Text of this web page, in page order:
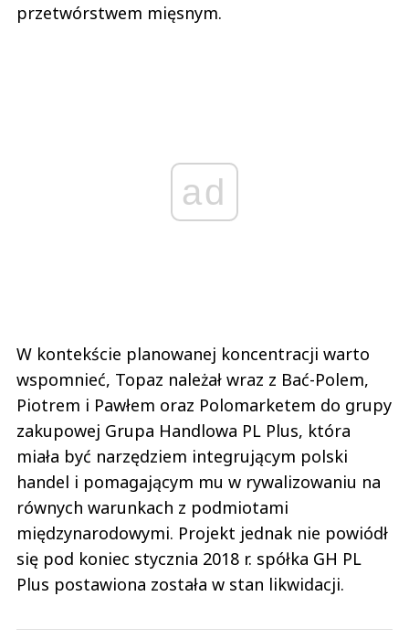
przetwórstwem mięsnym.
ad
W kontekście planowanej koncentracji warto
wspomnieć, Topaz należał wraz z Bać-Polem,
Piotrem i Pawłem oraz Polomarketem do grupy
zakupowej Grupa Handlowa PL Plus, która
miała być narzędziem integrującym polski
handel i pomagającym mu w rywalizowaniu na
równych warunkach z podmiotami
międzynarodowymi. Projekt jednak nie powiódł
się pod koniec stycznia 2018 r. spółka GH PL
Plus postawiona została w stan likwidacji.